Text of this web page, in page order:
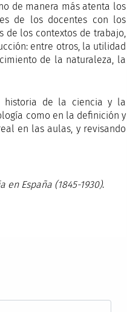
de manera más atenta los
de los docentes con los
de los contextos de trabajo,
entre otros, la utilidad
de la naturaleza, la
historia de la ciencia y la
como en la definición y
en las aulas, y revisando
España (1845-1930).